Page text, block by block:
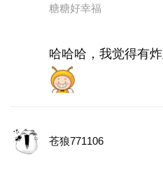
糖糖好幸福
哈哈哈，我觉得有
苍狼771106